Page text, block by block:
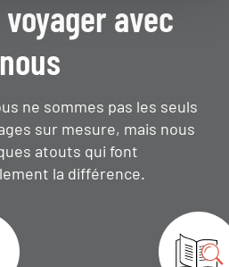
avec
nous
ne sommes pas les seuls
sur mesure, mais nous
atouts qui font
la différence.